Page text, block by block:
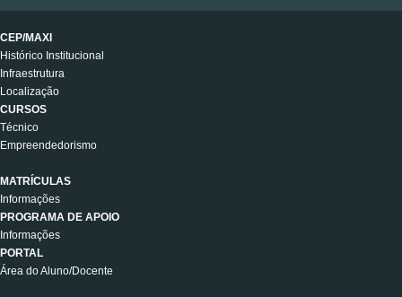
CEP/MAXI
Histórico Institucional
Infraestrutura
Localização
CURSOS
Técnico
Empreendedorismo
MATRÍCULAS
Informações
PROGRAMA DE APOIO
Informações
PORTAL
Área do Aluno/Docente